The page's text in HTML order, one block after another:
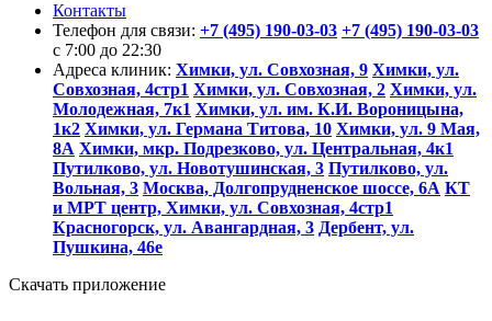
Контакты
Телефон для связи: +7 (495) 190-03-03 +7 (495) 190-03-03
c 7:00 до 22:30
Адреса клиник: Химки, ул. Совхозная, 9 Химки, ул.
Совхозная, 4стр1 Химки, ул. Совхозная, 2 Химки, ул.
Молодежная, 7к1 Химки, ул. им. К.И. Вороницына,
1к2 Химки, ул. Германа Титова, 10 Химки, ул. 9 Мая,
8А Химки, мкр. Подрезково, ул. Центральная, 4к1
Путилково, ул. Новотушинская, 3 Путилково, ул.
Вольная, 3 Москва, Долгопрудненское шоссе, 6А КТ
и МРТ центр, Химки, ул. Совхозная, 4стр1
Красногорск, ул. Авангардная, 3 Дербент, ул.
Пушкина, 46е
Скачать приложение